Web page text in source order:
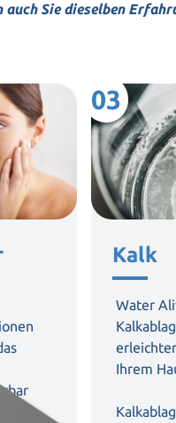
auch Sie dieselben
03
Kalk
Water
Ihrem